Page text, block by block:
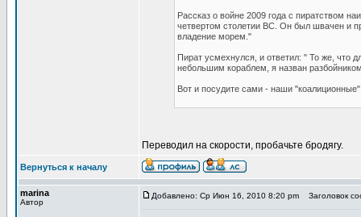
Рассказ о войне 2009 года с пиратством
четвертом столетии BC. Он был швачен и
владение морем."
Пират усмехнулся, и ответил: " То же, что
небольшим кораблем, я назван
Вот и посудите сами - наши
Переводил на скорости, пробачьте бродягу.
Вернуться к началу
marina
Автор
Добавлено: Ср Июн 16, 2010 8:20 pm Заголовок